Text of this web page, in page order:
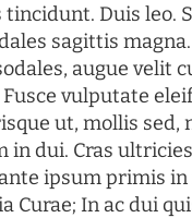
Duis leo.
sagittis
augue velit
vulputate
ut, mollis sed,
in dui. Cras
ipsum primis in
Curae; In ac dui